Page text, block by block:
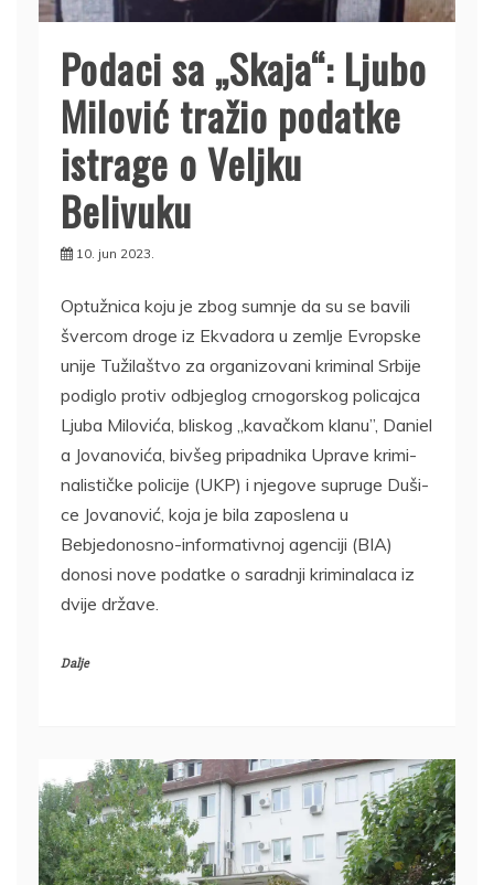
Podaci sa „Skaja“: Lju­bo
Mi­lo­vi­ć tražio podatke
istrage o Veljku
Belivuku
10. jun 2023.
Op­tu­žni­ca ko­ju je zbog sum­nje da su se ba­vi­li
šver­com dro­ge iz Ekva­do­ra u ze­mlje Evrop­ske
uni­je Tu­ži­la­štvo za or­ga­ni­zo­va­ni kri­mi­nal Srbije
po­di­glo pro­tiv od­bje­glog cr­no­gor­skog po­li­caj­ca
Lju­ba Mi­lo­vi­ća, bli­skog „ka­vač­kom kla­nu”, Da­ni­e­l
a Jo­va­no­vi­ća, biv­šeg pri­pad­ni­ka Upra­ve kri­mi­
na­li­stič­ke po­li­ci­je (UKP) i nje­go­ve su­pru­ge Du­ši­
ce Jo­va­no­vić, ko­ja je bi­la za­po­sle­na u
Bebjedonosno-informativnoj agen­ci­ji (BIA)
donosi nove podatke o saradnji kriminalaca iz
dvije države.
Dalje